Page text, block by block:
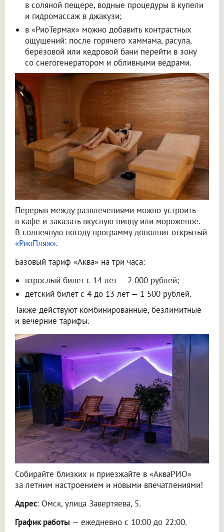
в соляной пещере, водные процедуры в купели
и гидромассаж в джакузи;
в «РиоТермах» можно добавить контрастных
ощущений: после горячего хаммама, расула,
берёзовой или кедровой бани перейти в зону
со снегогенератором и обливными вёдрами.
Перерыв между развлечениями можно устроить
в кафе и заказать вкусную пиццу или мороженое.
В солнечную погоду программу дополнит открытый
«РиоПляж».
Базовый тариф «Аква» на три часа:
взрослый билет с 14 лет — 2 000 рублей;
детский билет с 4 до 13 лет — 1 500 рублей.
Также действуют комбинированные, безлимитные
и вечерние тарифы.
Собирайте близких и приезжайте в «АкваРИО»
за летним настроением и новыми впечатлениями!
Адрес: Омск, улица Завертяева, 5.
График работы — ежедневно с 10:00 до 22:00.